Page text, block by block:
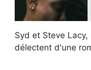
Syd et Steve
délectent d'une